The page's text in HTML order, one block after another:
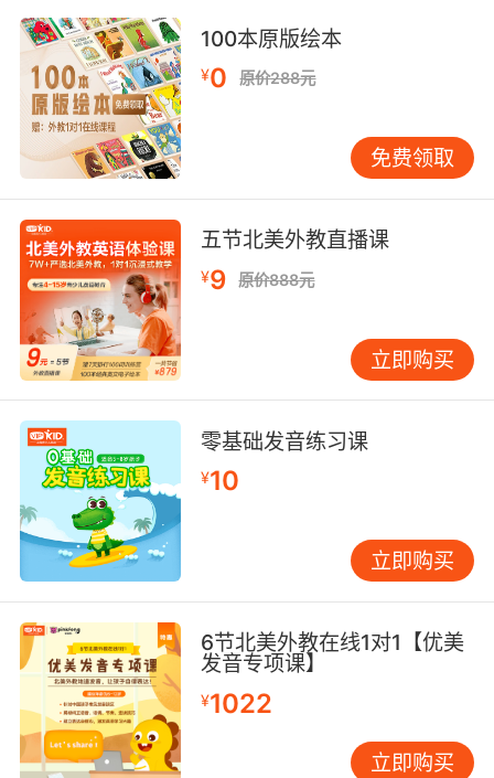
100本原版绘本
¥0 原价288元
免费领取
五节北美外教直播课
¥9 原价888元
立即购买
零基础发音练习课
¥10
立即购买
6节北美外教在线1对1【优美
发音专项课】
¥1022
立即购买